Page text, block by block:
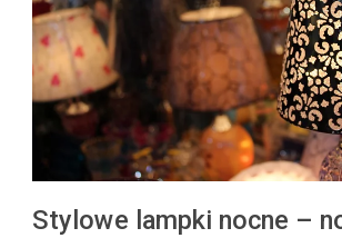
Stylowe lampki nocne –